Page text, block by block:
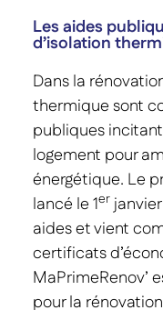
Les aides
d’isolation
Dans la
thermique sont
publiques
logement pour
énergétique. Le
lancé le 1er
aides et vient
certificats
MaPrimeRenov’
pour la